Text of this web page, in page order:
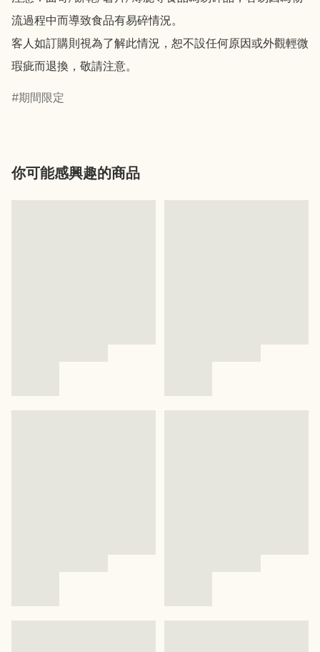
流過程中而導致食品有易碎情況。
客人如訂購則視為了解此情況，恕不設任何原因或外觀輕微
瑕疵而退換，敬請注意。
期間限定
你可能感興趣的商品